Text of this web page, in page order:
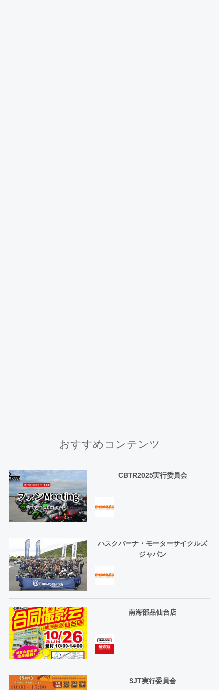
おすすめコンテンツ
CBTR2025実行委員会
ハスクバーナ・モーターサイクルズ
ジャパン
南海部品仙台店
SJT実行委員会